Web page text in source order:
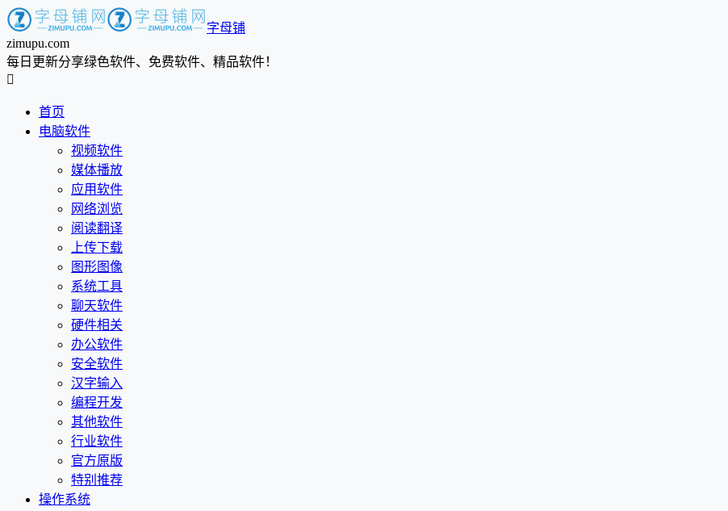
字母铺
zimupu.com
每日更新分享绿色软件、免费软件、精品软件！

首页
电脑软件
视频软件
媒体播放
应用软件
网络浏览
阅读翻译
上传下载
图形图像
系统工具
聊天软件
硬件相关
办公软件
安全软件
汉字输入
编程开发
其他软件
行业软件
官方原版
特别推荐
操作系统